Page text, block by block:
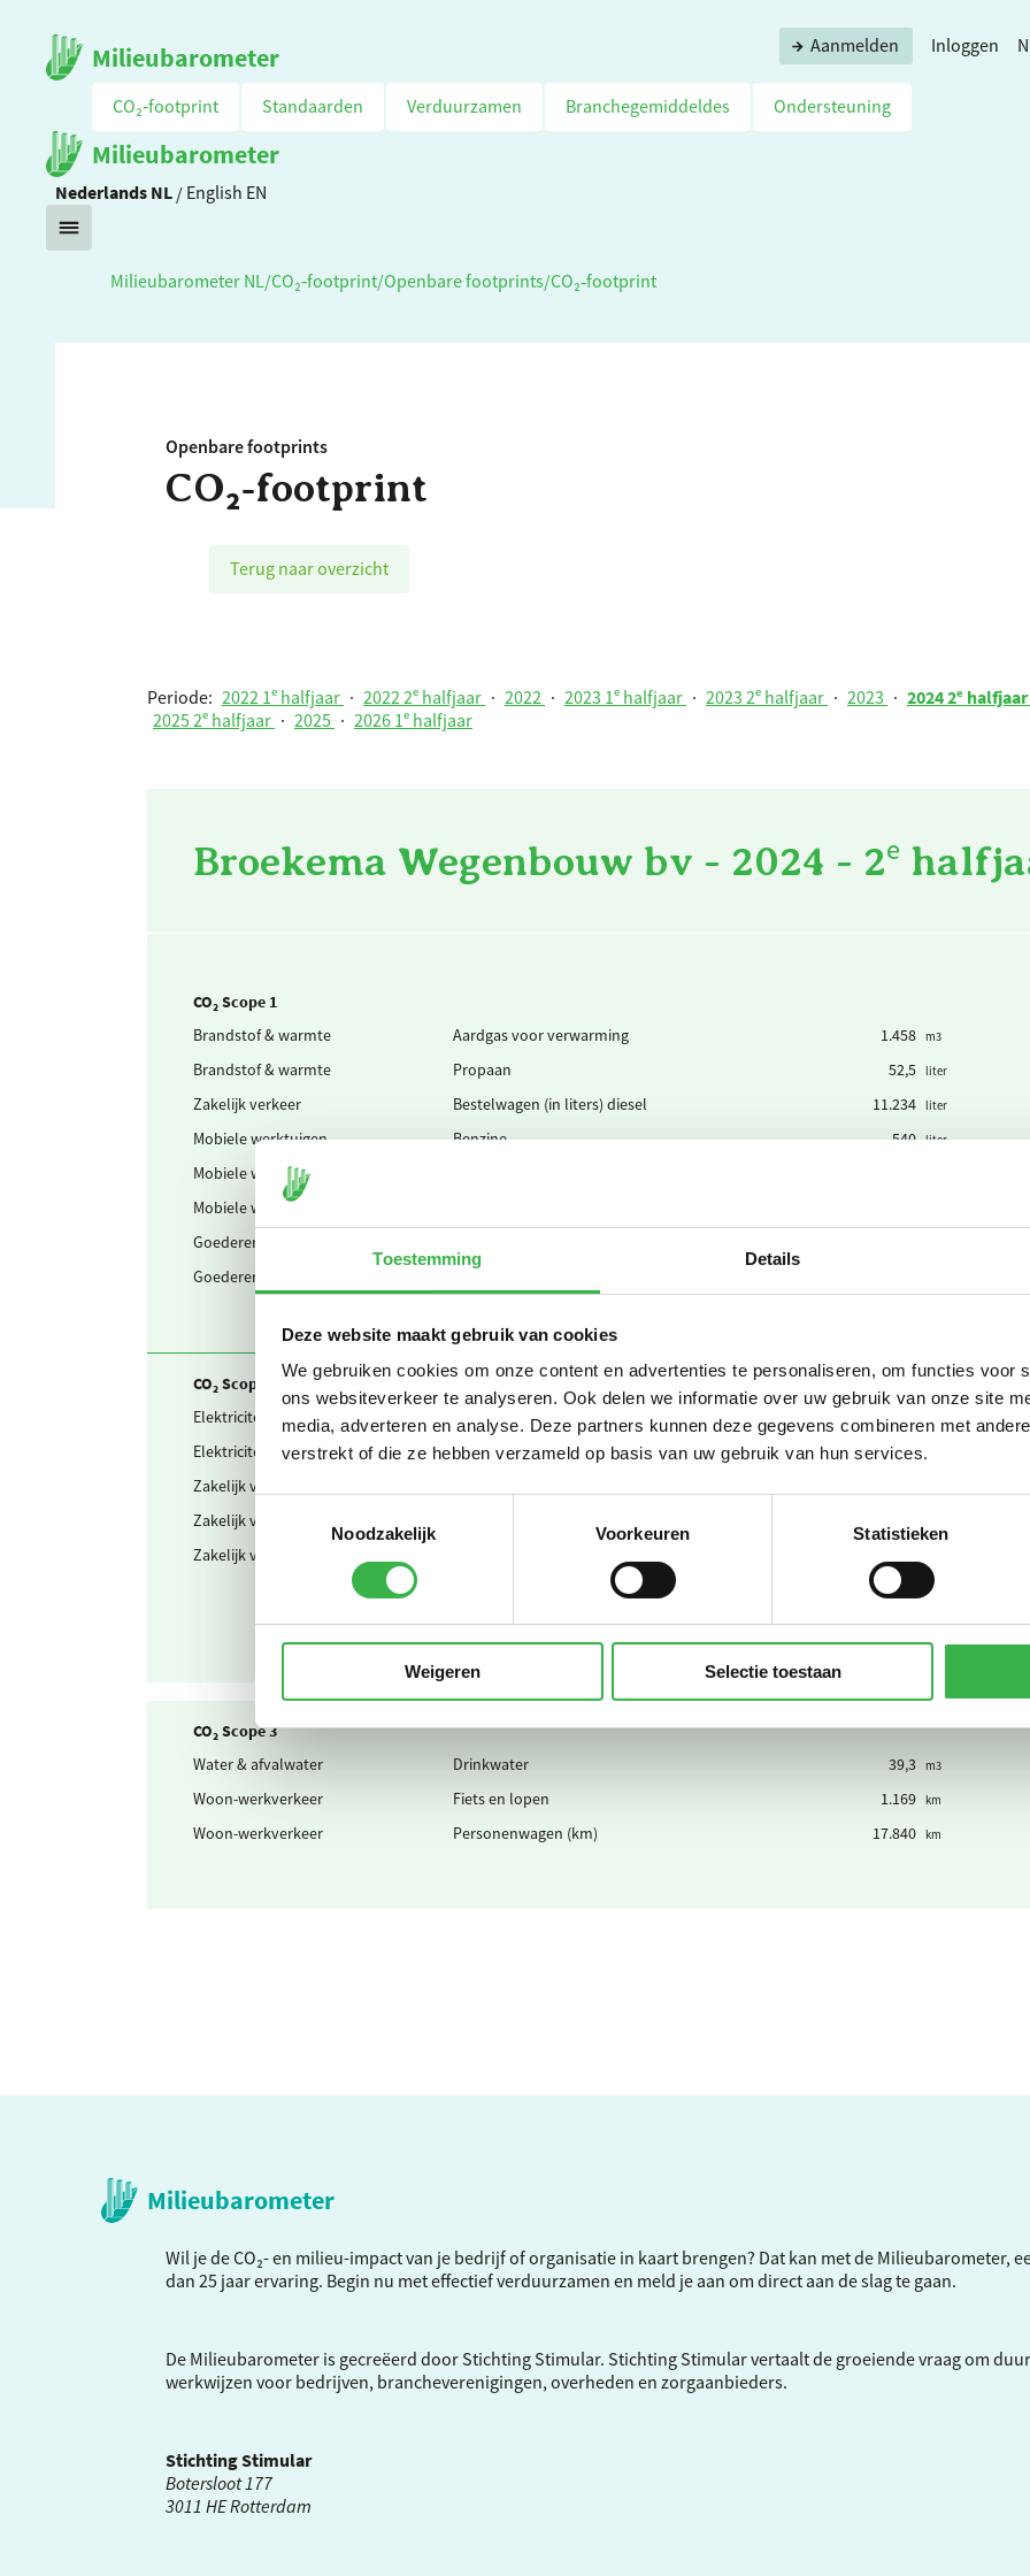
Toestemming Details
Deze website maakt gebruik van cookies
We gebruiken cookies om onze content en advertenties te personaliseren, om functies voor
ons websiteverkeer te analyseren. Ook delen we informatie over uw gebruik van onze site
media, adverteren en analyse. Deze partners kunnen deze gegevens combineren met
verstrekt of die ze hebben verzameld op basis van uw gebruik van hun services.
Noodzakelijk
Voorkeuren Statistieken
Weigeren Selectie toestaan
Milieubarometer Aanmelden Inloggen
CO₂‑footprint Standaarden Verduurzamen Branchegemiddeldes Ondersteuning
Milieubarometer
Nederlands NL / English EN
Milieubarometer NL /CO₂‑footprint/Openbare footprints/CO₂‑footprint
Openbare footprints
CO₂‑footprint
Terug naar overzicht
Periode: 2022 1ᵉ halfjaar · 2022 2ᵉ halfjaar · 2022 · 2023 1ᵉ halfjaar · 2023 2ᵉ halfjaar · 2023 · 2024 2ᵉ halfjaar
2025 2ᵉ halfjaar · 2025 · 2026 1ᵉ halfjaar
Broekema Wegenbouw bv - 2024 - 2ᵉ
CO₂ Scope 1
Brandstof & warmte
Aardgas voor verwarming 1.458 m3
Brandstof & warmte Propaan 52,5 liter
Zakelijk verkeer Bestelwagen (in liters) diesel 11.234 liter
Mobiele werktuigen Benzine 540 liter
Mobiele werktuigen
Mobiele werktuigen
Goederenvervoer
Goederenvervoer
CO₂ Scope 2 en Business travel
Elektriciteit
Ingekochte elektriciteit 7.296
Elektriciteit Waarvan groene stroom uit windkracht 7.296
Zakelijk verkeer
Zakelijk verkeer
Zakelijk verkeer
CO₂ Scope 3
Water & afvalwater
Drinkwater 39,3 m3
Woon-werkverkeer Fiets en lopen 1.169 km
Woon-werkverkeer Personenwagen (km) 17.840 km
Milieubarometer
Wil je de CO₂- en milieu-impact van je bedrijf of organisatie in kaart brengen? Dat kan met de Milieubarometer,
dan 25 jaar ervaring. Begin nu met effectief verduurzamen en meld je aan om direct aan de slag te gaan.
De Milieubarometer is gecreëerd door Stichting Stimular. Stichting Stimularvertaalt de groeiende vraag om
werkwijzen voor bedrijven, brancheverenigingen, overheden en zorgaanbieders.
Stichting Stimular
Botersloot 177
3011 HE Rotterdam